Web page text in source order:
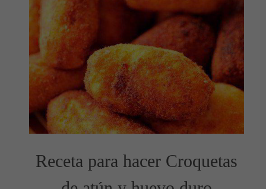
Receta para hacer Croquetas